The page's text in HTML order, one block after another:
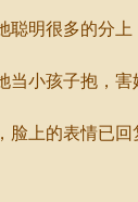
明很多的分上
小孩子抱，害
的表情已回复